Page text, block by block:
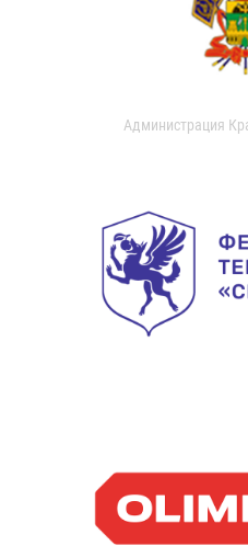
Администрация